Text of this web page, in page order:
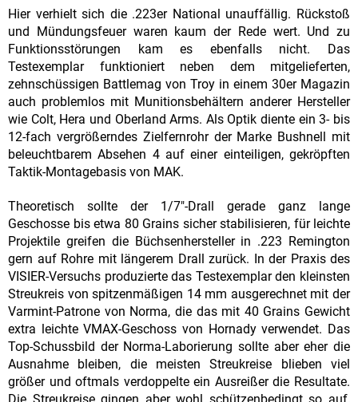
Hier verhielt sich die .223er National unauffällig. Rückstoß
und Mündungsfeuer waren kaum der Rede wert. Und zu
Funktionsstörungen kam es ebenfalls nicht. Das
Testexemplar funktioniert neben dem mitgelieferten,
zehnschüssigen Battlemag von Troy in einem 30er Magazin
auch problemlos mit Munitionsbehältern anderer Hersteller
wie Colt, Hera und Oberland Arms. Als Optik diente ein 3- bis
12-fach vergrößerndes Zielfernrohr der Marke Bushnell mit
beleuchtbarem Absehen 4 auf einer einteiligen, gekröpften
Taktik-Montagebasis von MAK.
Theoretisch sollte der 1/7"-Drall gerade ganz lange
Geschosse bis etwa 80 Grains sicher stabilisieren, für leichte
Projektile greifen die Büchsenhersteller in .223 Remington
gern auf Rohre mit längerem Drall zurück. In der Praxis des
VISIER-Versuchs produzierte das Testexemplar den kleinsten
Streukreis von spitzenmäßigen 14 mm ausgerechnet mit der
Varmint-Patrone von Norma, die das mit 40 Grains Gewicht
extra leichte VMAX-Geschoss von Hornady verwendet. Das
Top-Schussbild der Norma-Laborierung sollte aber eher die
Ausnahme bleiben, die meisten Streukreise blieben viel
größer und oftmals verdoppelte ein Ausreißer die Resultate.
Die Streukreise gingen aber wohl schützenbedingt so auf,